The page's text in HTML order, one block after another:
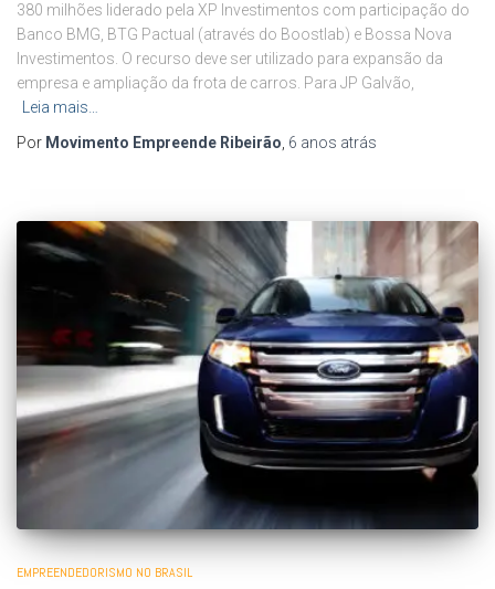
380 milhões liderado pela XP Investimentos com participação do
Banco BMG, BTG Pactual (através do Boostlab) e Bossa Nova
Investimentos. O recurso deve ser utilizado para expansão da
empresa e ampliação da frota de carros. Para JP Galvão,
Leia mais…
Por Movimento Empreende Ribeirão, 6 anos atrás
EMPREENDEDORISMO NO BRASIL